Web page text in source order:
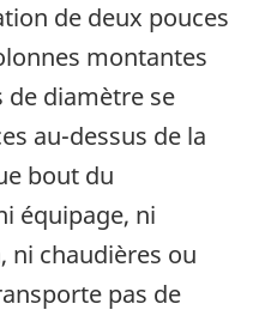
de deux pouces
montantes
de diamètre se
au-dessus de la
bout du
équipage, ni
ni chaudières ou
pas de